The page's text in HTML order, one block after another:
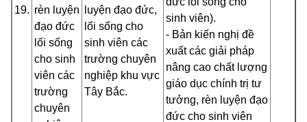
19. rèn luyện
đạo đức
lối sống
cho sinh
viên các
trường
chuyên
luyện đạo đức,
lối sống cho
sinh viên các
trường chuyên
nghiệp khu vực
Tây Bắc.
sinh viên).
- Bản kiến nghị đề
xuất các giải pháp
nâng cao chất lượng
giáo dục chính trị tư
tưởng, rèn luyện đạo
đức cho sinh viên